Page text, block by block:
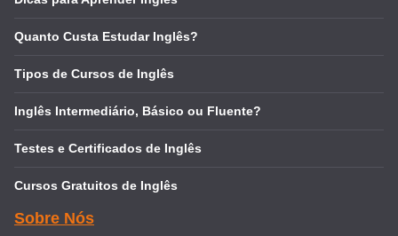
Quanto Custa Estudar Inglês?
Tipos de Cursos de Inglês
Inglês Intermediário, Básico ou Fluente?
Testes e Certificados de Inglês
Cursos Gratuitos de Inglês
Sobre Nós